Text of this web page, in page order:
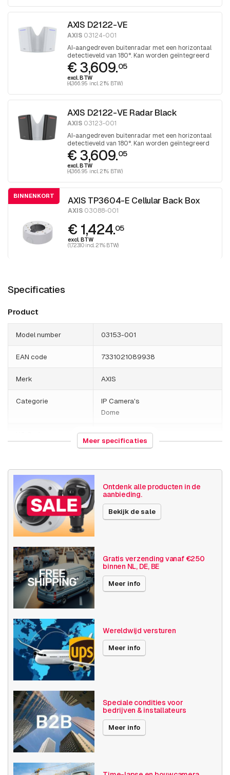
AXIS D2122-VE
AXIS 03124-001
AI-aangedreven buitenradar met een horizontaal
detectieveld van 180°. Kan worden geïntegreerd
met geselecteerde PTZ-camera's.
€ 3,609.05
excl. BTW
(4,366.95 incl. 21% BTW)
AXIS D2122-VE Radar Black
AXIS 03123-001
AI-aangedreven buitenradar met een horizontaal
detectieveld van 180°. Kan worden geïntegreerd
met geselecteerde PTZ-camera's. Zwart
€ 3,609.05
excl. BTW
(4,366.95 incl. 21% BTW)
BINNENKORT AXIS TP3604-E Cellular Back Box
AXIS 03088-001
€ 1,424.05
excl. BTW
(1,723.10 incl. 21% BTW)
Specificaties
Product
Model number 03153-001
EAN code 7331021089938
Merk AXIS
Categorie
IP Camera's
Dome
852589
Gewicht
Grootte (lxbxh) 198 x 164 x 189 millimeters
Camera
eigenschappen
Buiten camera
Resolutie 5MP - 7MP
Axis Series P32
Publicatiedatum
Meer specificaties
Ontdenk alle producten in de
aanbieding.
Bekijk de sale
Gratis verzending vanaf €250
binnen NL, DE, BE
Meer info
Wereldwijd versturen
Meer info
Speciale condities voor
bedrijven & installateurs
Meer info